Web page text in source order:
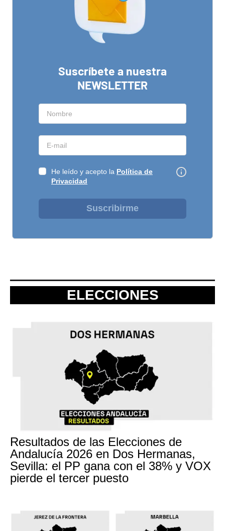
Suscríbete a nuestra
NEWSLETTER
He leído y acepto la Política de
Privacidad
Suscribirme
ELECCIONES
Resultados de las Elecciones de
Andalucía 2026 en Dos Hermanas,
Sevilla: el PP gana con el 38% y VOX
pierde el tercer puesto